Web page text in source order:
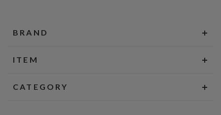
BRAND
ITEM
CATEGORY